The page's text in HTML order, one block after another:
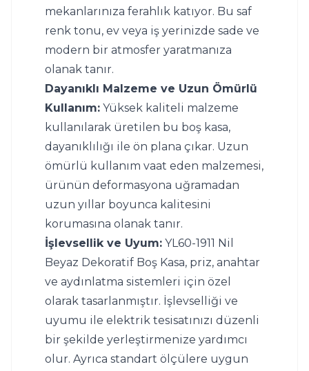
mekanlarınıza ferahlık katıyor. Bu saf
renk tonu, ev veya iş yerinizde sade ve
modern bir atmosfer yaratmanıza
olanak tanır.
Dayanıklı Malzeme ve Uzun Ömürlü
Kullanım: Yüksek kaliteli malzeme
kullanılarak üretilen bu boş kasa,
dayanıklılığı ile ön plana çıkar. Uzun
ömürlü kullanım vaat eden malzemesi,
ürünün deformasyona uğramadan
uzun yıllar boyunca kalitesini
korumasına olanak tanır.
İşlevsellik ve Uyum: YL60-1911 Nil
Beyaz Dekoratif Boş Kasa, priz, anahtar
ve aydınlatma sistemleri için özel
olarak tasarlanmıştır. İşlevselliği ve
uyumu ile elektrik tesisatınızı düzenli
bir şekilde yerleştirmenize yardımcı
olur. Ayrıca standart ölçülere uygun